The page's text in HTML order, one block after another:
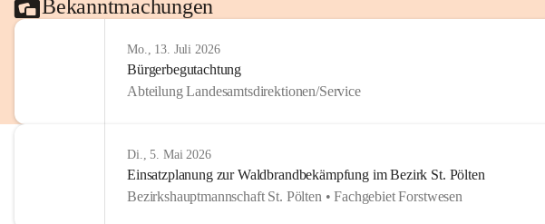
Bekanntmachungen
Mo., 13. Juli 2026
Bürgerbegutachtung
Abteilung Landesamtsdirektionen/Service
Di., 5. Mai 2026
Einsatzplanung zur Waldbrandbekämpfung im Bezirk St. Pölten
Bezirkshauptmannschaft St. Pölten • Fachgebiet Forstwesen